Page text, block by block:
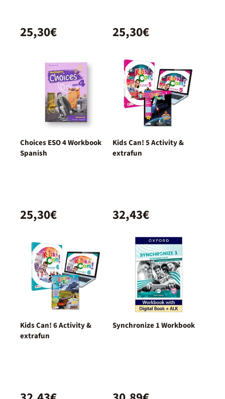
25,30€ 25,30€
Choices ESO 4 Workbook
Spanish
25,30€
Kids Can! 5 Activity &
extrafun
32,43€
Kids Can! 6 Activity &
extrafun
Synchronize 1 Workbook